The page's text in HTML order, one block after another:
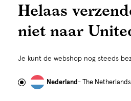
graag
gebruiken wij cookies en
om advertenties te
Helaas
niet naar
Je kunt de webshop nog steeds
Nederland- The Netherlands